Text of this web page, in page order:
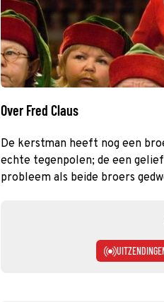
Over Fred Claus
De kerstman heeft nog een
echte tegenpolen; de een
probleem als beide broers